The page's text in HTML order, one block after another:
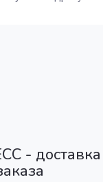
- доставка